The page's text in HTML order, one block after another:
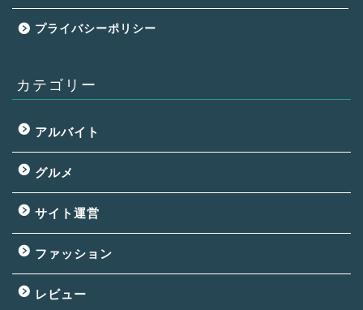
プライバシーポリシー
カテゴリー
アルバイト
グルメ
サイト運営
ファッション
レビュー